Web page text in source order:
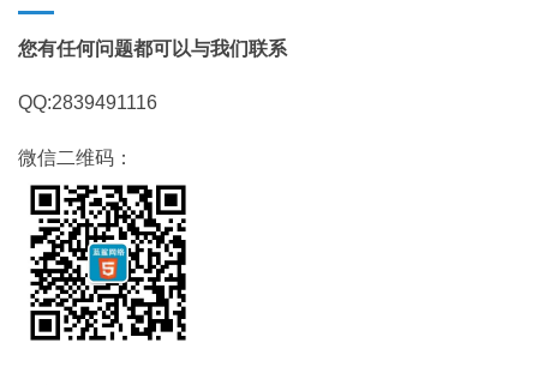
您有任何问题都可以与我们联系
QQ:2839491116
微信二维码：